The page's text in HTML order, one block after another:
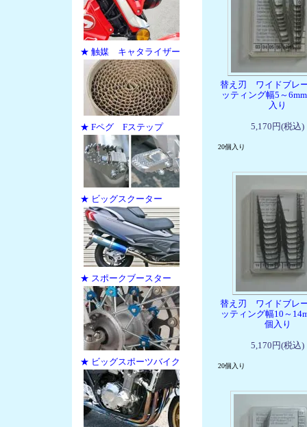
★ 触媒 キャタライザー
★ Fペグ Fステップ
★ ビッグスクーター
★ スポークブースター
★ ビッグスポーツバイク
替え刃 ワイドブレ
ッティング幅5～
入り
5,170円(税込)
20個入り
替え刃 ワイドブレ
ッティング幅10～
個入り
5,170円(税込)
20個入り